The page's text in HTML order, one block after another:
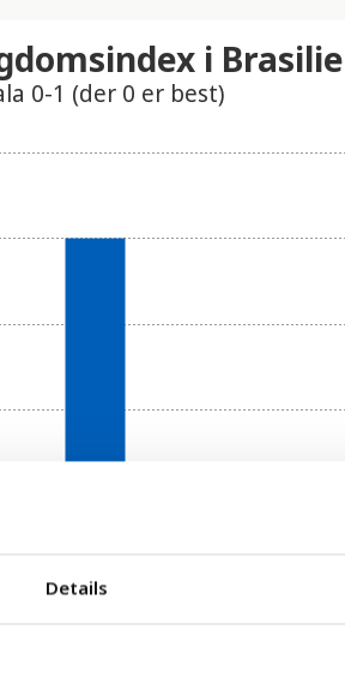
Details
2024
i
0-1 (der 0 er best)